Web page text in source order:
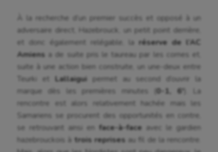
À la recherche d’un premier succès et opposé à un
adversaire direct, Hazebrouck, un petit point derrière,
et donc également relégable, la réserve de l’AC
Amiens a de suite pris le taureau par les cornes et,
suite à une action bien construite, un une-deux entre
Teurki et Lallaigui permet au second d’ouvrir la
marque dès les premières minutes (0-1, 6′ ). La
rencontre est alors relativement hachée mais les
Samariens se procurent des opportunités en contre,
se retrouvant ainsi en face-à-face avec le gardien
hazebrouckois à trois reprises au fil de la rencontre.